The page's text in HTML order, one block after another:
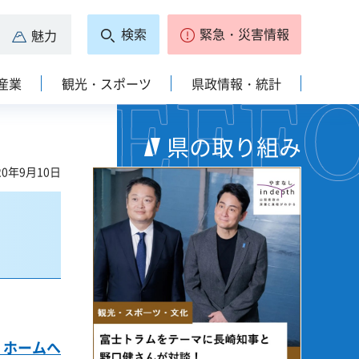
魅力 検索 緊急・災害情報
業 観光・スポーツ 県政情報・統計
年9月10日
ームへ
県の取り組み